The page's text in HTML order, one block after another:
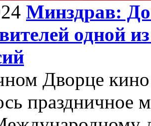
Минздрав:
одной
Дворце
праздничное